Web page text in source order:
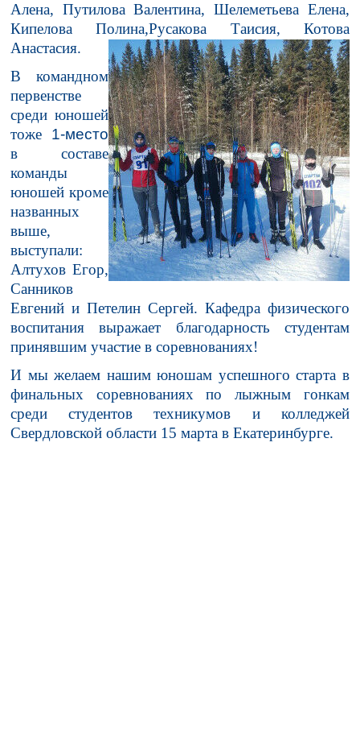
Алена, Путилова Валентина, Шелеметьева Елена,
Кипелова Полина,Русакова Таисия, Котова
Анастасия.
В командном
первенстве
среди юношей
тоже 1-место
в составе
команды
юношей кроме
названных
выше,
выступали:
Алтухов Егор,
Санников
Евгений и Петелин Сергей. Кафедра физического
воспитания выражает благодарность студентам
принявшим участие в соревнованиях!
И мы желаем нашим юношам успешного старта в
финальных соревнованиях по лыжным гонкам
среди студентов техникумов и колледжей
Свердловской области 15 марта в Екатеринбурге.